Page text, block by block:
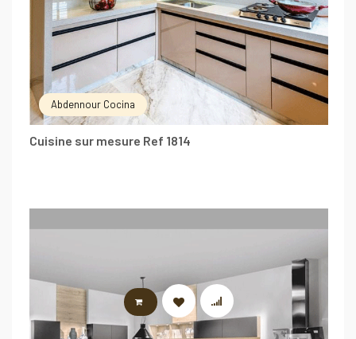
Abdennour Cocina
Cuisine sur mesure Ref 1814
LIRE LA SUITE